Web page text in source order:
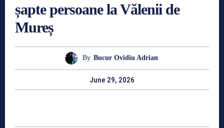
șapte persoane la Vălenii de
Mureș
By Bucur Ovidiu Adrian
June 29, 2026